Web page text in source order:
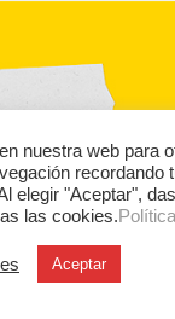
nuestra web para
recordando
elegir "Aceptar",
las cookies.
Aceptar